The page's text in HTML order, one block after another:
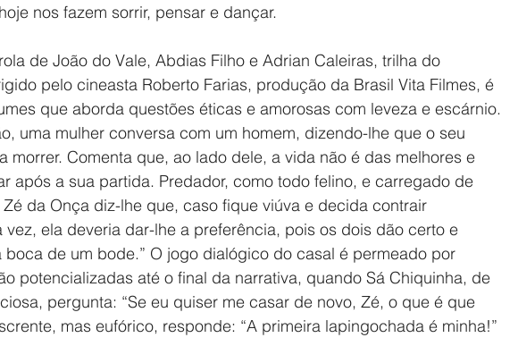
nos fazem sorrir, pensar e dançar.
de João do Vale, Abdias Filho e Adrian Caleiras, trilha do
pelo cineasta Roberto Farias, produção da Brasil Vita Filmes, é
que aborda questões éticas e amorosas com leveza e escárnio.
uma mulher conversa com um homem, dizendo-lhe que o seu
morrer. Comenta que, ao lado dele, a vida não é das melhores e
após a sua partida. Predador, como todo felino, e carregado de
da Onça diz-lhe que, caso fique viúva e decida contrair
vez, ela deveria dar-lhe a preferência, pois os dois dão certo e
boca de um bode.” O jogo dialógico do casal é permeado por
potencializadas até o final da narrativa, quando Sá Chiquinha, de
pergunta: “Se eu quiser me casar de novo, Zé, o que é que
mas eufórico, responde: “A primeira lapingochada é minha!”